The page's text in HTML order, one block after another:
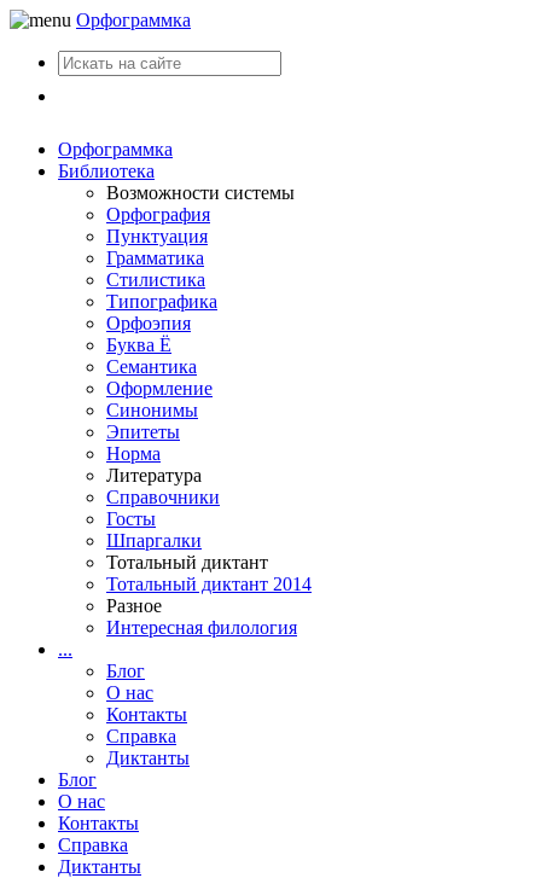
Орфограммка
Орфограммка
Библиотека
Возможности системы
Орфография
Пунктуация
Грамматика
Стилистика
Типографика
Орфоэпия
Буква Ё
Семантика
Оформление
Синонимы
Эпитеты
Норма
Литература
Справочники
Госты
Шпаргалки
Тотальный диктант
Тотальный диктант 2014
Разное
Интересная филология
...
Блог
О нас
Контакты
Справка
Диктанты
Блог
О нас
Контакты
Справка
Диктанты